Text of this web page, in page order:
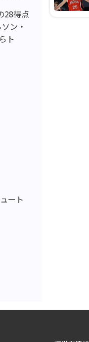
28得点
ン・
ト
ート